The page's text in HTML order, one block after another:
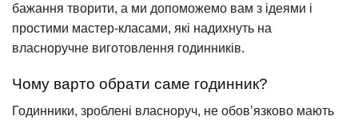
бажання творити, а ми допоможемо вам з ідеями і
простими мастер-класами, які надихнуть на
власноручне виготовлення годинників.
Чому варто обрати саме годинник?
Годинники, зроблені власноруч, не обов’язково мають